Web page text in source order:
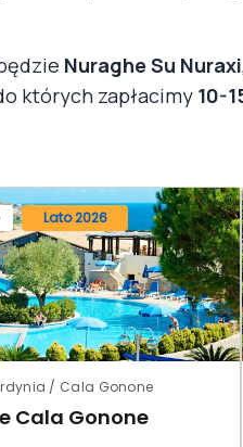
Nuraghe Su Nuraxi
których zapłacimy 10-
Lato 2026
/ Cala Gonone
Cala Gonone